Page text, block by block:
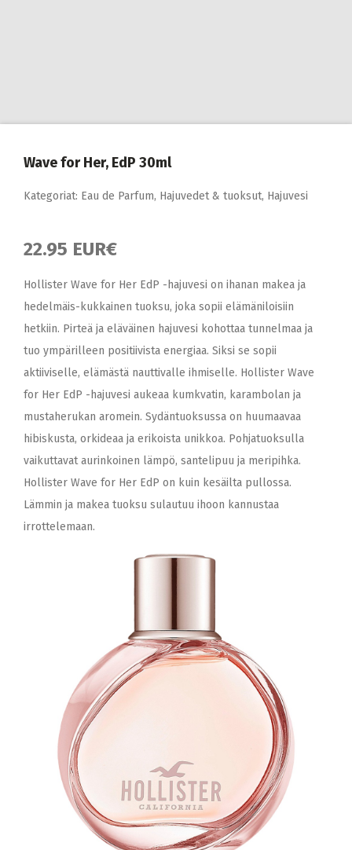
Wave for Her, EdP 30ml
Kategoriat: Eau de Parfum, Hajuvedet & tuoksut, Hajuvesi
22.95 EUR€
Hollister Wave for Her EdP -hajuvesi on ihanan makea ja
hedelmäis-kukkainen tuoksu, joka sopii elämäniloisiin
hetkiin. Pirteä ja eläväinen hajuvesi kohottaa tunnelmaa ja
tuo ympärilleen positiivista energiaa. Siksi se sopii
aktiiviselle, elämästä nauttivalle ihmiselle. Hollister Wave
for Her EdP -hajuvesi aukeaa kumkvatin, karambolan ja
mustaherukan aromein. Sydäntuoksussa on huumaavaa
hibiskusta, orkideaa ja erikoista unikkoa. Pohjatuoksulla
vaikuttavat aurinkoinen lämpö, santelipuu ja meripihka.
Hollister Wave for Her EdP on kuin kesäilta pullossa.
Lämmin ja makea tuoksu sulautuu ihoon kannustaa
irrottelemaan.